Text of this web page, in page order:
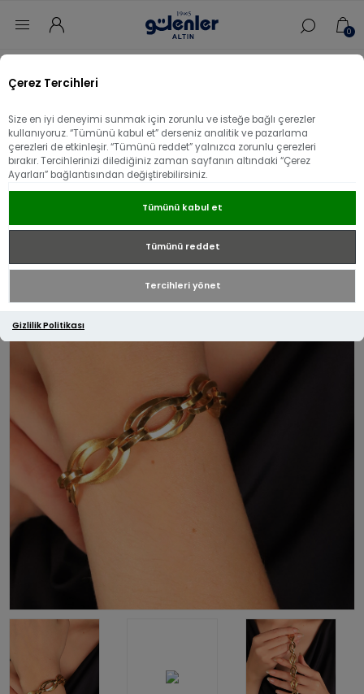
Çerez Tercihleri
Size en iyi deneyimi sunmak için zorunlu ve isteğe bağlı çerezler
kullanıyoruz. “Tümünü kabul et” derseniz analitik ve pazarlama
çerezleri de etkinleşir. “Tümünü reddet” yalnızca zorunlu çerezleri
bırakır. Tercihlerinizi dilediğiniz zaman sayfanın altındaki “Çerez
Ayarları” bağlantısından değiştirebilirsiniz.
Tümünü kabul et
Tümünü reddet
Tercihleri yönet
Gizlilik Politikası
0
22 Ayar Altın 2 Sıra İtalyan Bileklik